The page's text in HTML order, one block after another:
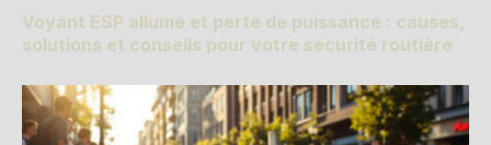
Voyant ESP allumé et perte de puissance : causes,
solutions et conseils pour votre sécurité routière